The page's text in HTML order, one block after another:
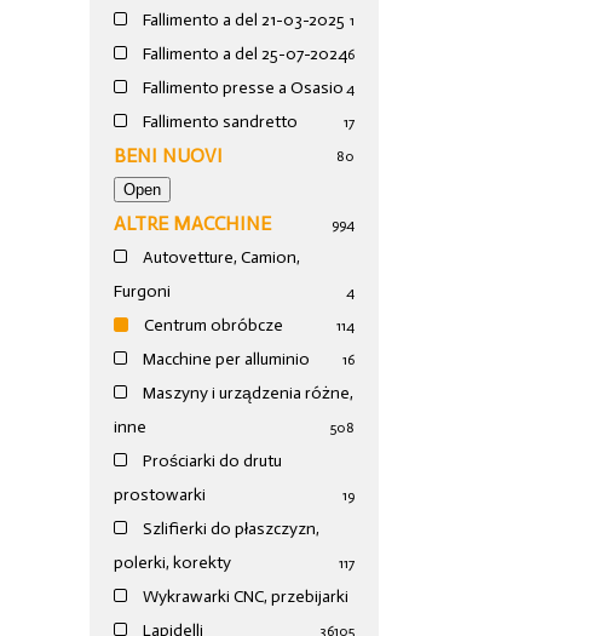
Fallimento a del 21-03-2025 1
Fallimento a del 25-07-20246
Fallimento presse a Osasio 4
Fallimento sandretto 17
BENI NUOVI 80
ALTRE MACCHINE 994
Autovetture, Camion,
Furgoni
4
Centrum obróbcze 114
Macchine per alluminio 16
Maszyny i urządzenia różne,
inne
508
Prościarki do drutu
prostowarki
19
Szlifierki do płaszczyzn,
polerki, korekty
117
Wykrawarki CNC, przebijarki
105
Lapidelli 36